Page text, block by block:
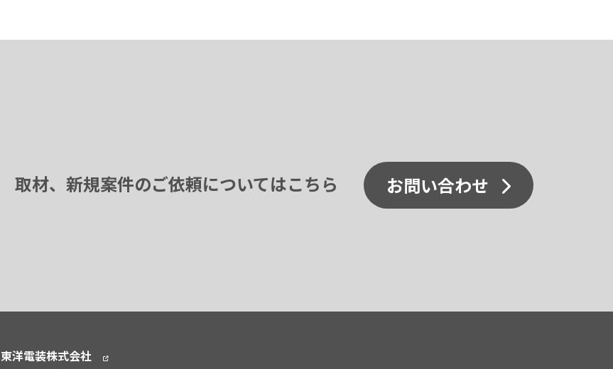
取材、新規案件のご依頼についてはこちら お問い合わせ
東洋電装株式会社